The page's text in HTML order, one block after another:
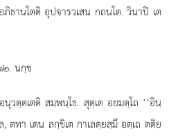
านโตติ อุปจารวเสน กถนโต. วินาปิ เต
. นกฺข
วตฺตเตติ สมฺพนฺโธ. สุตฺเต อยมตฺโถ ‘‘อินฺ
, ตทา เตน ลกฺขิเต กาเลตฺยสฺมึ อตฺเถ ตติย